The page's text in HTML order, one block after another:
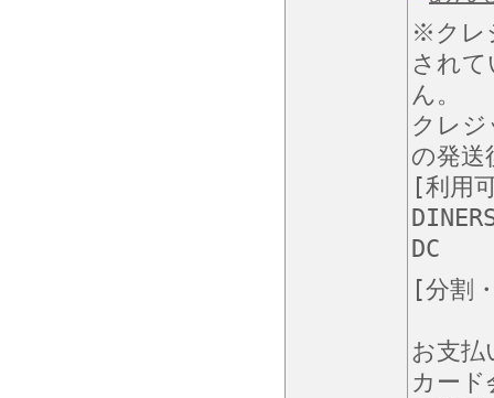
※クレ
され
ん。
クレ
の発送
[利用
DC
[分割
お支払
カー